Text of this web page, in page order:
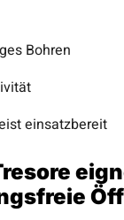
Bohren
einsatzbereit